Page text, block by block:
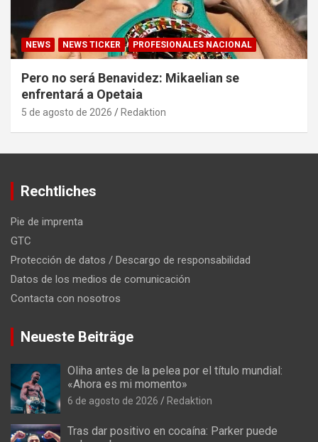
NEWS NEWS TICKER PROFESIONALES NACIONAL
Pero no será Benavidez: Mikaelian se
enfrentará a Opetaia
5 de agosto de 2026 Redaktion
Rechtliches
Pie de imprenta
GTC
Protección de datos / Descargo de responsabilidad
Datos de los medios de comunicación
Contacta con nosotros
Neueste Beiträge
Oliha antes de la pelea por el título mundial:
«Ahora es mi momento»
6 de agosto de 2026 Redaktion
Tras dar positivo en cocaína: Parker puede